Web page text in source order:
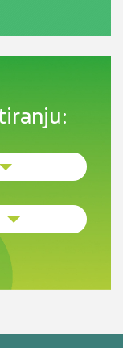
spolne